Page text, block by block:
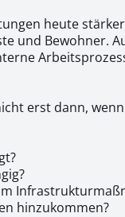
heute
und Bewohner.
erst dann,
hinzukommen?